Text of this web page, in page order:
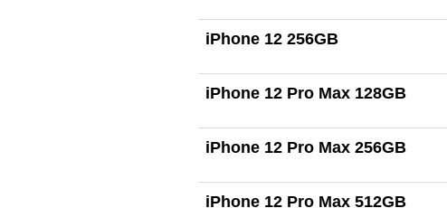
iPhone 12 256GB
iPhone 12 Pro Max 128GB
iPhone 12 Pro Max 256GB
iPhone 12 Pro Max 512GB